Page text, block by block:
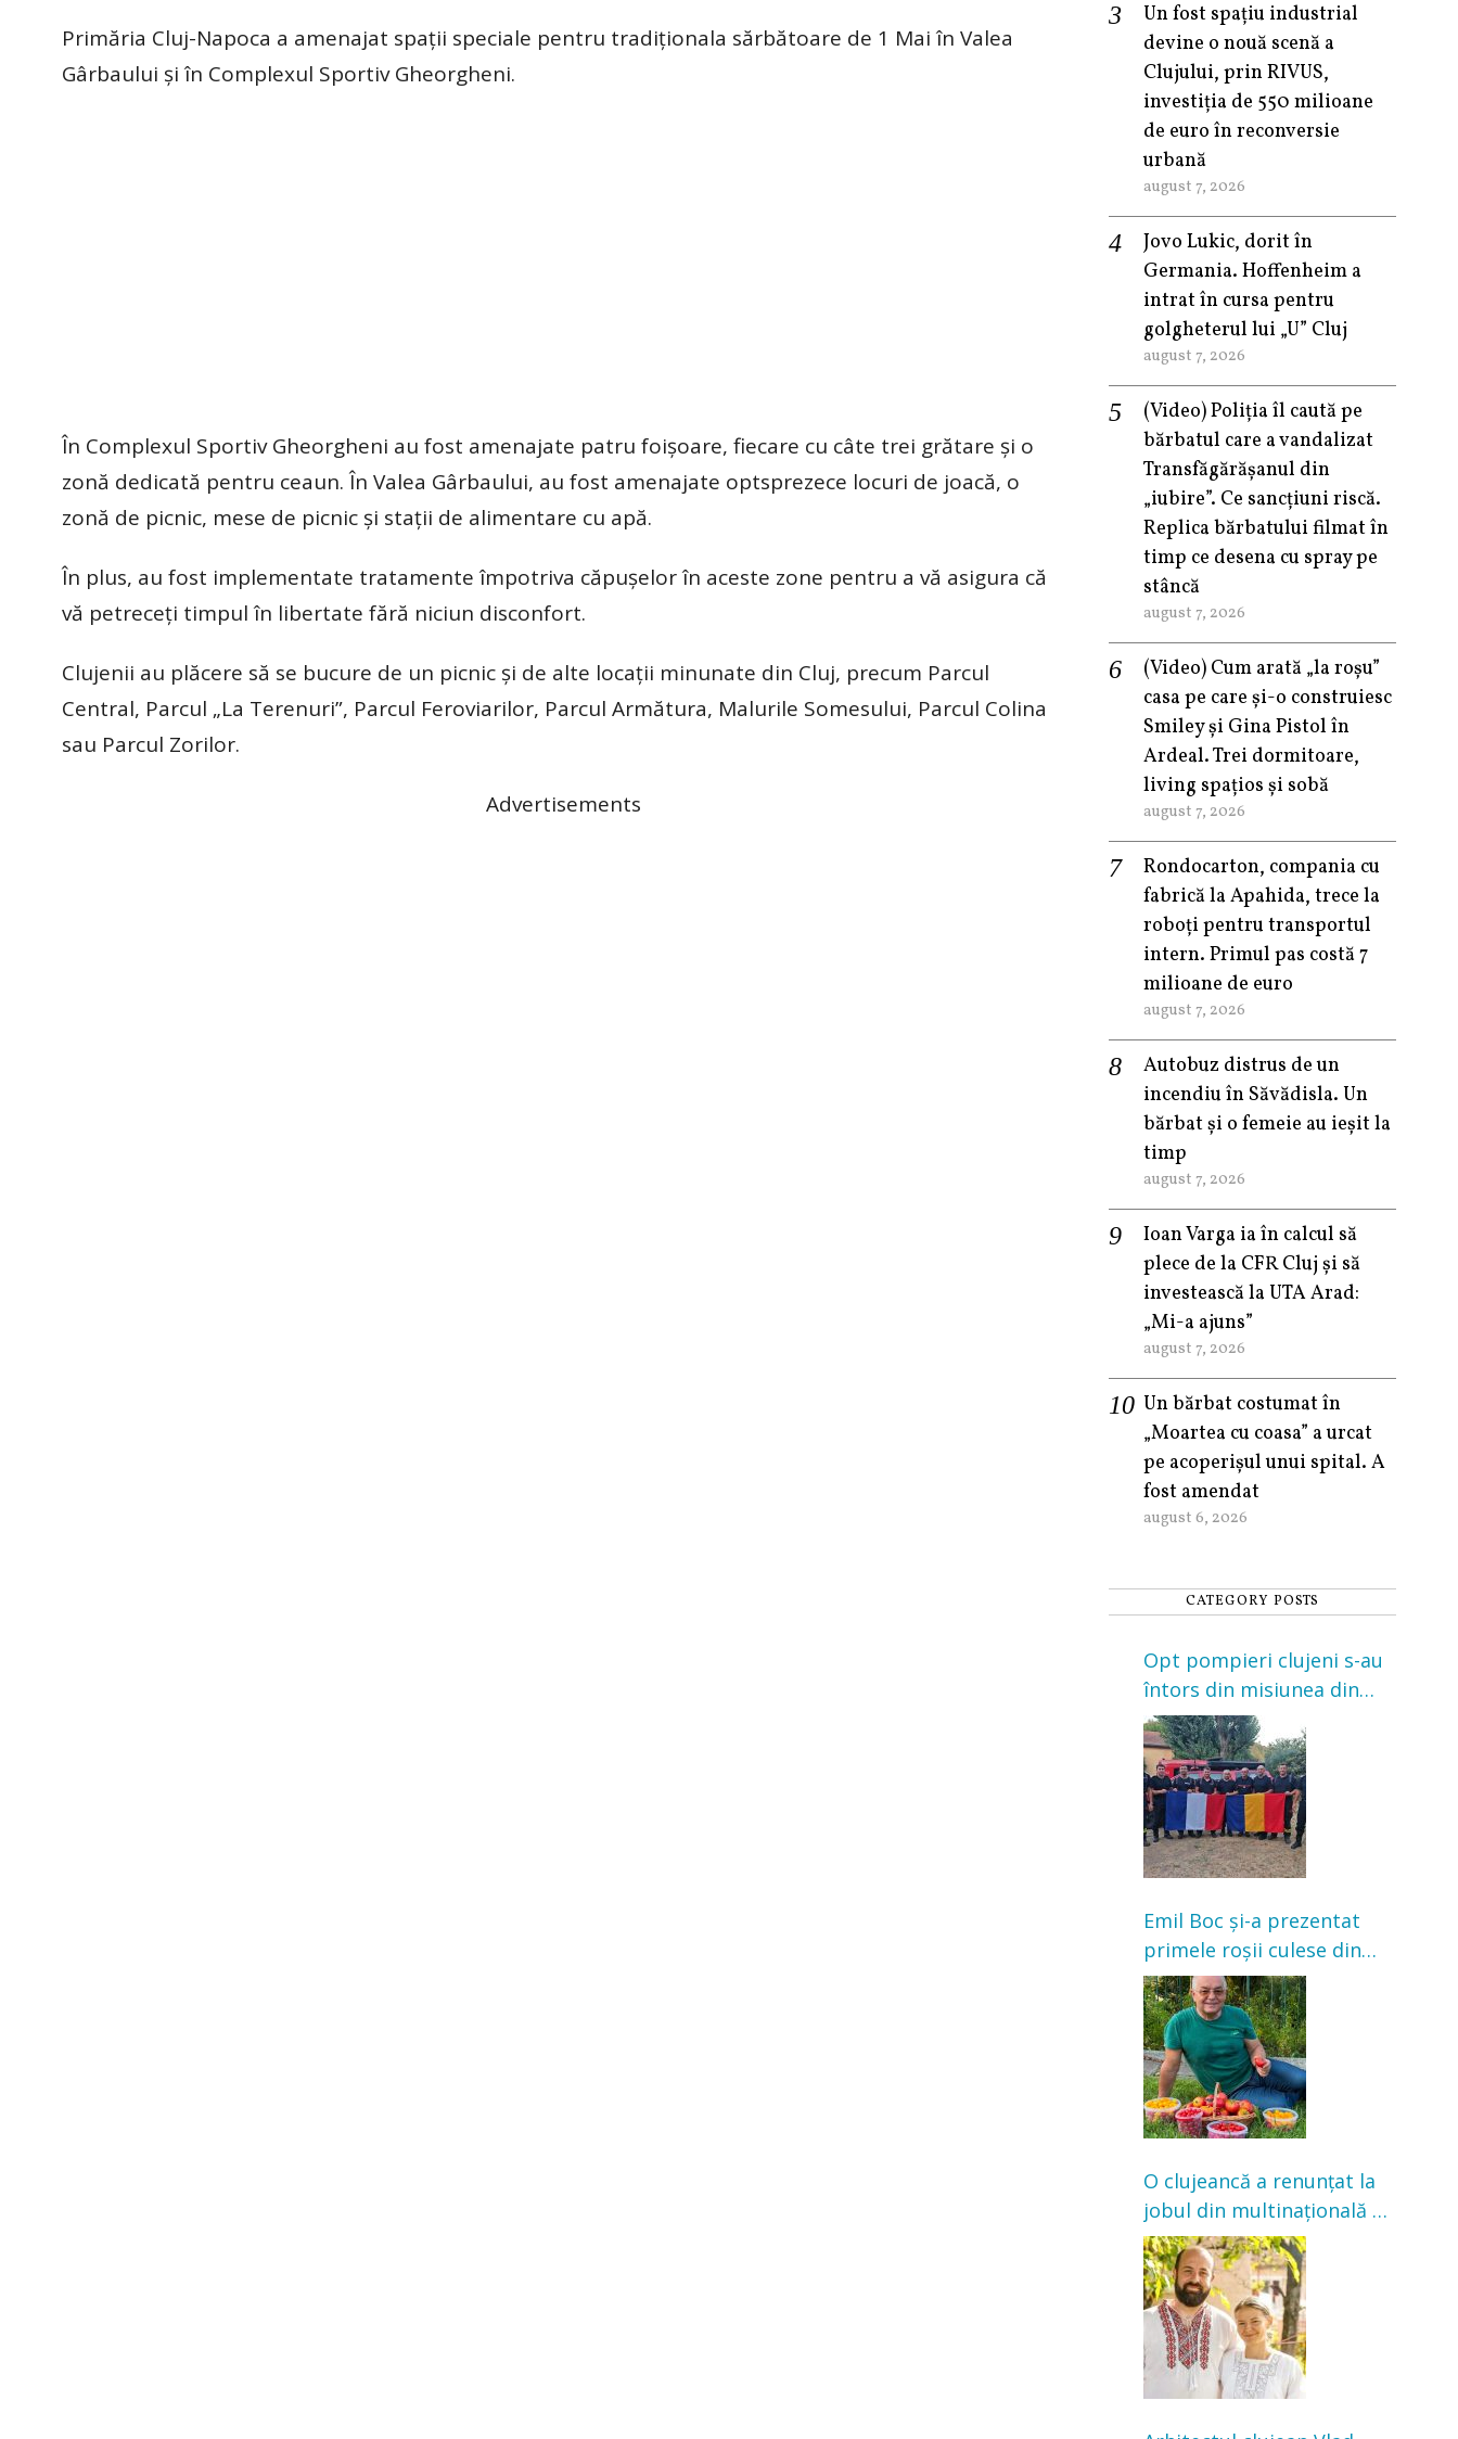
Primăria Cluj-Napoca a amenajat spații speciale pentru tradiționala sărbătoare de 1 Mai în Valea
Gârbaului și în Complexul Sportiv Gheorgheni.
În Complexul Sportiv Gheorgheni au fost amenajate patru foișoare, fiecare cu câte trei grătare și o
zonă dedicată pentru ceaun. În Valea Gârbaului, au fost amenajate optsprezece locuri de joacă, o
zonă de picnic, mese de picnic și stații de alimentare cu apă.
În plus, au fost implementate tratamente împotriva căpușelor în aceste zone pentru a vă asigura că
vă petreceți timpul în libertate fără niciun disconfort.
Clujenii au plăcere să se bucure de un picnic și de alte locații minunate din Cluj, precum Parcul
Central, Parcul „La Terenuri”, Parcul Feroviarilor, Parcul Armătura, Malurile Somesului, Parcul Colina
sau Parcul Zorilor.
Advertisements
Un fost spațiu industrial
devine o nouă scenă a
Clujului, prin RIVUS,
investiția de 550 milioane
de euro în reconversie
urbană
august 7, 2026
Jovo Lukic, dorit în
Germania. Hoffenheim a
intrat în cursa pentru
golgheterul lui „U” Cluj
august 7, 2026
(Video) Poliția îl caută pe
bărbatul care a vandalizat
Transfăgărășanul din
„iubire”. Ce sancțiuni riscă.
Replica bărbatului filmat în
timp ce desena cu spray pe
stâncă
august 7, 2026
(Video) Cum arată „la roşu”
casa pe care şi-o construiesc
Smiley şi Gina Pistol în
Ardeal. Trei dormitoare,
living spațios și sobă
august 7, 2026
Rondocarton, compania cu
fabrică la Apahida, trece la
roboți pentru transportul
intern. Primul pas costă 7
milioane de euro
august 7, 2026
Autobuz distrus de un
incendiu în Săvădisla. Un
bărbat și o femeie au ieșit la
timp
august 7, 2026
Ioan Varga ia în calcul să
plece de la CFR Cluj și să
investească la UTA Arad:
„Mi-a ajuns”
august 7, 2026
Un bărbat costumat în
„Moartea cu coasa” a urcat
pe acoperișul unui spital. A
fost amendat
august 6, 2026
CATEGORY POSTS
Opt pompieri clujeni s-au
întors din misiunea din
Franța. Au intervenit la
incendii de vegetație și
pădure
Emil Boc și-a prezentat
primele roșii culese din
grădină: „Niciun magazin
nu poate oferi această
satisfacție”
O clujeancă a renunțat la
jobul din multinațională și
s-a mutat la țară. Acum
cultivă legume în grădina
bunicilor